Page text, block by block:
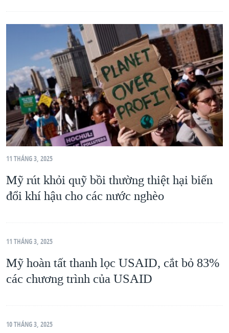
11 THÁNG 3, 2025
Mỹ rút khỏi quỹ bồi thường thiệt hại biến
đổi khí hậu cho các nước nghèo
11 THÁNG 3, 2025
Mỹ hoàn tất thanh lọc USAID, cắt bỏ 83%
các chương trình của USAID
10 THÁNG 3, 2025